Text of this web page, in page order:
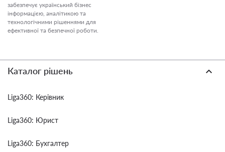
забезпечує український бізнес
інформацією, аналітикою та
технологічними рішеннями для
ефективної та безпечної роботи.
Каталог рішень
Liga360: Керівник
Liga360: Юрист
Liga360: Бухгалтер